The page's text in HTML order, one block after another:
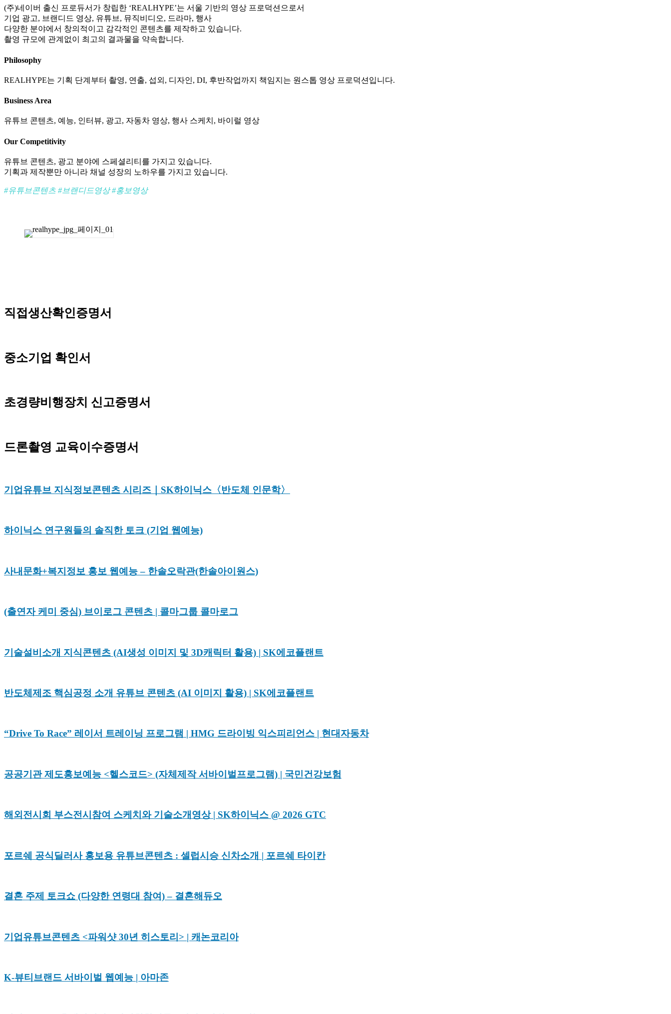
(주)네이버 출신 프로듀서가 창립한 ‘REALHYPE’는 서울 기반의 영상 프로덕션으로서
기업 광고, 브랜디드 영상, 유튜브, 뮤직비디오, 드라마, 행사
다양한 분야에서 창의적이고 감각적인 콘텐츠를 제작하고 있습니다.
촬영 규모에 관계없이 최고의 결과물을 약속합니다.
Philosophy
REALHYPE는 기획 단계부터 촬영, 연출, 섭외, 디자인, DI, 후반작업까지 책임지는 원스톱 영상 프로덕션입니다.
Business Area
유튜브 콘텐츠, 예능, 인터뷰, 광고, 자동차 영상, 행사 스케치, 바이럴 영상
Our Competitivity
유튜브 콘텐츠, 광고 분야에 스페셜리티를 가지고 있습니다.
기획과 제작뿐만 아니라 채널 성장의 노하우를 가지고 있습니다.
#유튜브콘텐츠 #브랜디드영상 #홍보영상
직접생산확인증명서
중소기업 확인서
초경량비행장치 신고증명서
드론촬영 교육이수증명서
기업유튜브 지식정보콘텐츠 시리즈｜SK하이닉스〈반도체 인문학〉
하이닉스 연구원들의 솔직한 토크 (기업 웹예능)
사내문화+복지정보 홍보 웹예능 – 한솔오락관(한솔아이원스)
(출연자 케미 중심) 브이로그 콘텐츠 | 콜마그룹 콜마로그
기술설비소개 지식콘텐츠 (AI생성 이미지 및 3D캐릭터 활용) | SK에코플랜트
반도체제조 핵심공정 소개 유튜브 콘텐츠 (AI 이미지 활용) | SK에코플랜트
“Drive To Race” 레이서 트레이닝 프로그램 | HMG 드라이빙 익스피리언스 | 현대자동차
공공기관 제도홍보예능 <헬스코드> (자체제작 서바이벌프로그램) | 국민건강보험
해외전시회 부스전시참여 스케치와 기술소개영상 | SK하이닉스 @ 2026 GTC
포르쉐 공식딜러사 홍보용 유튜브콘텐츠 : 셀럽시승 신차소개 | 포르쉐 타이칸
결혼 주제 토크쇼 (다양한 연령대 참여) – 결혼해듀오
기업유튜브콘텐츠 <파워샷 30년 히스토리> | 캐논코리아
K-뷰티브랜드 서바이벌 웹예능 | 아마존